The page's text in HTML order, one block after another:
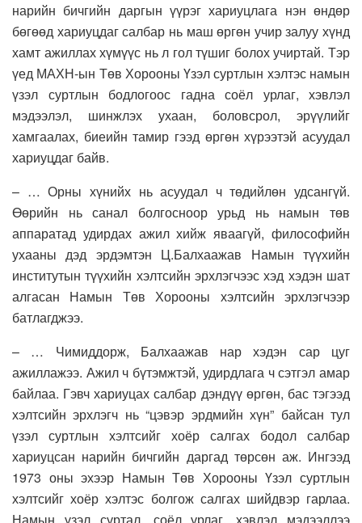
нарийн бичгийн даргын үүрэг хариуцлага нэн өндөр
бөгөөд хариуцдаг салбар нь маш өргөн учир залуу хүнд
хамт ажиллах хүмүүс нь л гол түшиг болох учиртай. Тэр
үед МАХН-ын Төв Хорооны Үзэл суртлын хэлтэс намын
үзэл суртлын бодлогоос гадна соёл урлаг, хэвлэл
мэдээлэл, шинжлэх ухаан, боловсрол, эрүүлийг
хамгаалах, биеийн тамир гээд өргөн хүрээтэй асуудал
хариуцдаг байв.
– … Орны хүнийх нь асуудал ч төдийлөн удсангүй.
Өөрийн нь санал болгосноор урьд нь намын төв
аппаратад удирдах ажил хийж яваагүй, философийн
ухааны дэд эрдэмтэн Ц.Балхаажав Намын түүхийн
институтын түүхийн хэлтсийн эрхлэгчээс хэд хэдэн шат
алгасан Намын Төв Хорооны хэлтсийн эрхлэгчээр
батлагджээ.
– … Чимиддорж, Балхаажав нар хэдэн сар цуг
ажиллажээ. Ажил ч бүтэмжтэй, удирдлага ч сэтгэл амар
байлаа. Гэвч хариуцах салбар дэндүү өргөн, бас тэгээд
хэлтсийн эрхлэгч нь “цэвэр эрдмийн хүн” байсан тул
үзэл суртлын хэлтсийг хоёр салгах бодол салбар
хариуцсан нарийн бичгийн даргад төрсөн аж. Ингээд
1973 оны эхээр Намын Төв Хорооны Үзэл суртлын
хэлтсийг хоёр хэлтэс болгож салгах шийдвэр гарлаа.